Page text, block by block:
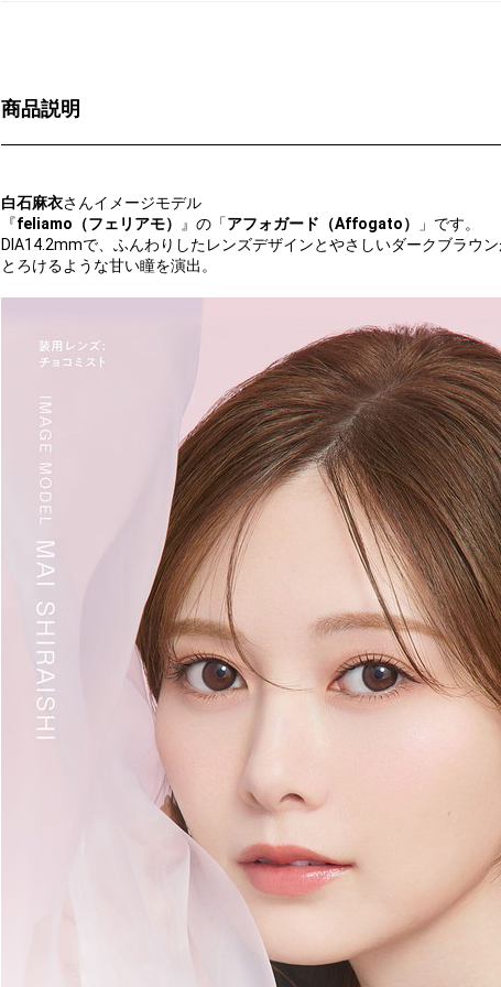
商品説明
白石麻衣さんイメージモデル
『feliamo（フェリアモ） 』の「アフォガード（Affogato）
」です。
DIA14.2mmで、ふんわりしたレンズデザインとやさしいダークブラウ
とろけるような甘い瞳を演出。